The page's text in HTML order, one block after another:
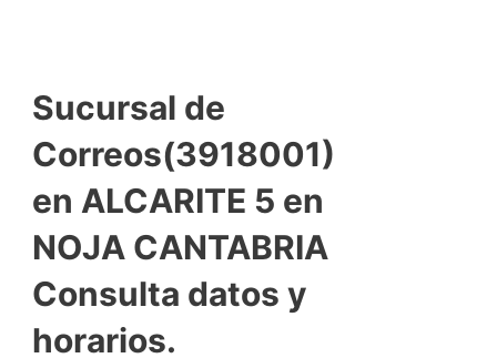
Sucursal de
Correos(3918001)
en ALCARITE 5 en
NOJA CANTABRIA
Consulta datos y
horarios.